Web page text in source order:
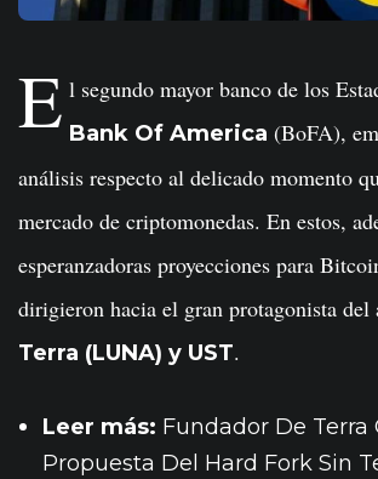
E l segundo mayor banco de los
Bank Of America (BoFA),
análisis respecto al delicado momento
mercado de criptomonedas. En estos,
esperanzadoras proyecciones para
dirigieron hacia el gran protagonista del
Terra (LUNA) y UST.
Leer más: Fundador De Terra
Propuesta Del Hard Fork Sin